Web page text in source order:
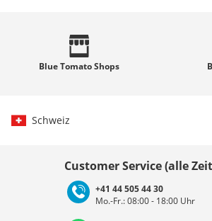
Blue TomatoShops
Schweiz
Deutschland Österreich
Customer Service (alle
+41 44 505 44 30
Mo.-Fr.: 08:00 - 18:00 Uhr